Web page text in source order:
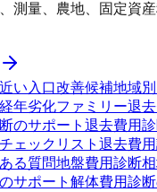
測量、農地、固定資
い入口改善候補地域
経年劣化ファミリー退
のサポート 退去費用
ェックリスト 退去費
る質問地盤費用診断
サポート 解体費用診